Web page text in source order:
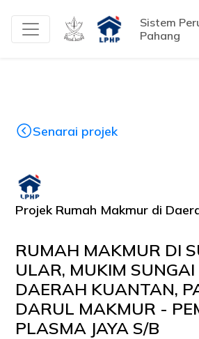
Sistem
Pahang
Senarai projek
Projek Rumah Makmur di
RUMAH MAKMUR DI
ULAR, MUKIM
DAERAH KUANTAN,
DARUL MAKMUR -
PLASMA JAYA S/B